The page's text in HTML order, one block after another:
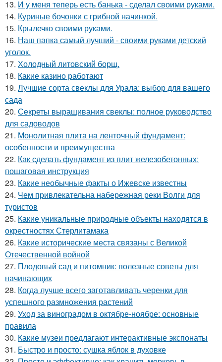
13. И у меня теперь есть банька - сделал своими руками.
14. Куриные бочонки с грибной начинкой.
15. Крылечко своими руками.
16. Наш папка самый лучший - своими руками детский
уголок.
17. Холодный литовский борщ.
18. Какие казино работают
19. Лучшие сорта свеклы для Урала: выбор для вашего
сада
20. Секреты выращивания свеклы: полное руководство
для садоводов
21. Монолитная плита на ленточный фундамент:
особенности и преимущества
22. Как сделать фундамент из плит железобетонных:
пошаговая инструкция
23. Какие необычные факты о Ижевске известны
24. Чем привлекательна набережная реки Волги для
туристов
25. Какие уникальные природные объекты находятся в
окрестностях Стерлитамака
26. Какие исторические места связаны с Великой
Отечественной войной
27. Плодовый сад и питомник: полезные советы для
начинающих
28. Когда лучше всего заготавливать черенки для
успешного размножения растений
29. Уход за виноградом в октябре-ноябре: основные
правила
30. Какие музеи предлагают интерактивные экспонаты
31. Быстро и просто: сушка яблок в духовке